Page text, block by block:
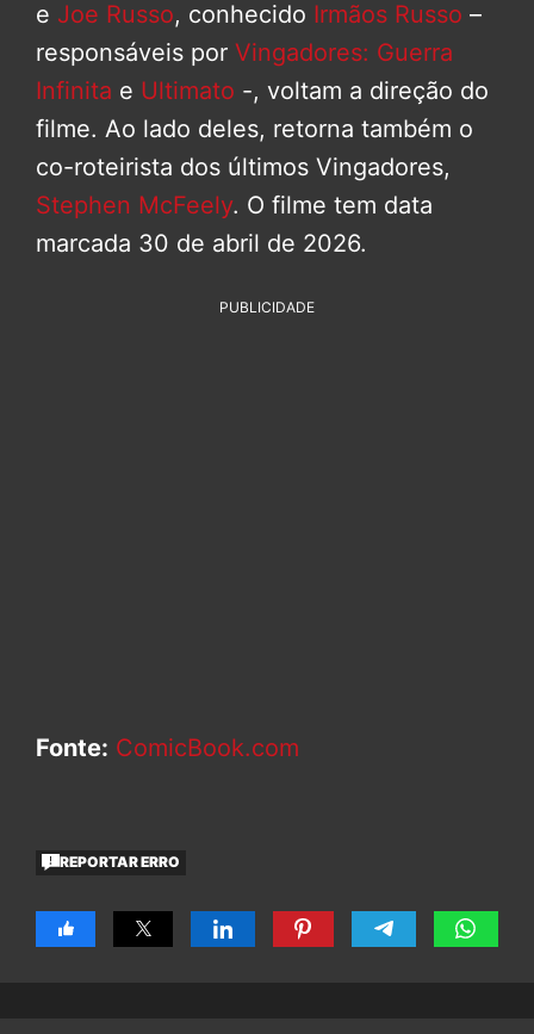
e Joe Russo, conhecido Irmãos Russo –
responsáveis por Vingadores: Guerra
Infinita e Ultimato -, voltam a direção do
filme. Ao lado deles, retorna também o
co-roteirista dos últimos Vingadores,
Stephen McFeely. O filme tem data
marcada 30 de abril de 2026.
PUBLICIDADE
Fonte: ComicBook.com
REPORTAR ERRO